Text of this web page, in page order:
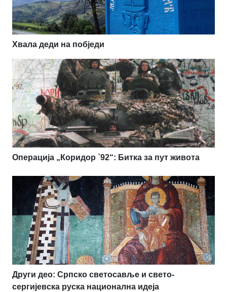
Хвала деди на побједи
Операција „Коридор `92“: Битка за пут живота
Други део: Српско светосавље и свето-
сергијевска руска национална идеја